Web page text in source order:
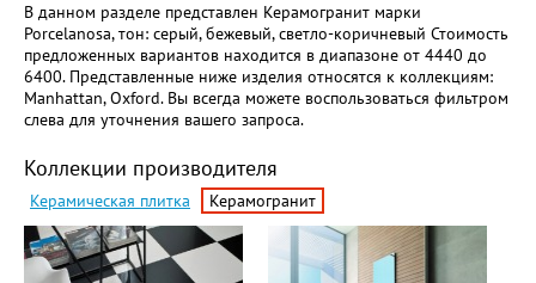
В данном разделе представлен Керамогранит марки
Porcelanosa, тон: серый, бежевый, светло-коричневый Стоимость
предложенных вариантов находится в диапазоне от 4440 до
6400. Представленные ниже изделия относятся к коллекциям:
Manhattan, Oxford. Вы всегда можете воспользоваться фильтром
слева для уточнения вашего запроса.
Коллекции производителя
Керамическая плитка Керамогранит